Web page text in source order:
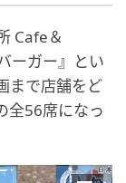
Cafe＆
ーガー』とい
まで店舗をど
全56席になっ